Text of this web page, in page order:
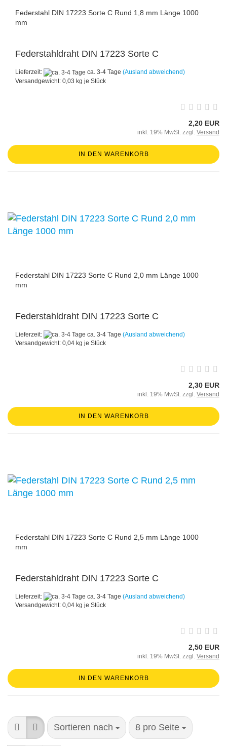
Federstahl DIN 17223 Sorte C Rund 1,8 mm Länge 1000
mm
Federstahldraht DIN 17223 Sorte C
Lieferzeit: ca. 3-4 Tage (Ausland abweichend)
Versandgewicht: 0,03 kg je Stück
2,20 EUR
inkl. 19% MwSt. zzgl. Versand
IN DEN WARENKORB
Federstahl DIN 17223 Sorte C Rund 2,0 mm Länge 1000
mm
Federstahldraht DIN 17223 Sorte C
Lieferzeit: ca. 3-4 Tage (Ausland abweichend)
Versandgewicht: 0,04 kg je Stück
2,30 EUR
inkl. 19% MwSt. zzgl. Versand
IN DEN WARENKORB
Federstahl DIN 17223 Sorte C Rund 2,5 mm Länge 1000
mm
Federstahldraht DIN 17223 Sorte C
Lieferzeit: ca. 3-4 Tage (Ausland abweichend)
Versandgewicht: 0,04 kg je Stück
2,50 EUR
inkl. 19% MwSt. zzgl. Versand
IN DEN WARENKORB
Sortieren nach 8 pro Seite